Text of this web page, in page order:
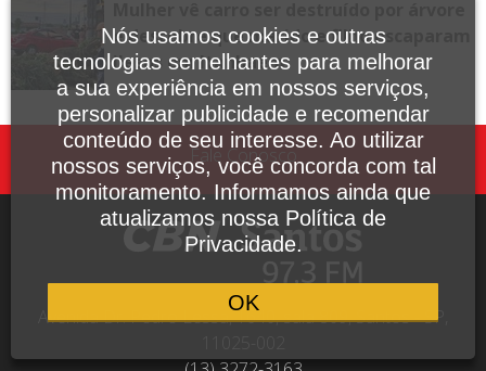
e descobre que marido e filho escaparam
ilesos em Itanhaém
Fale Conosco
Avenida Dr. Pedro Lessa, 1640, sala 809, Santos - SP,
Nós usamos cookies e outras
tecnologias semelhantes para melhorar
a sua experiência em nossos serviços,
personalizar publicidade e recomendar
conteúdo de seu interesse. Ao utilizar
nossos serviços, você concorda com tal
monitoramento. Informamos ainda que
atualizamos nossa Política de
Privacidade.
OK